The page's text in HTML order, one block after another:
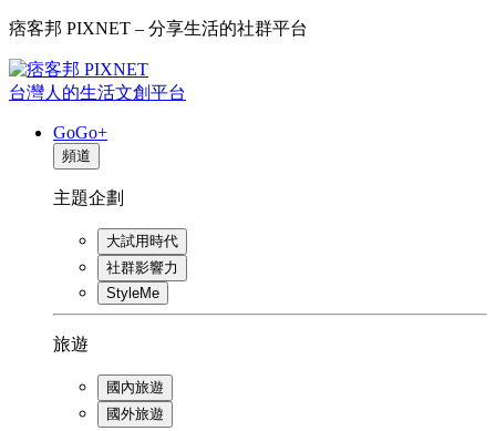
痞客邦 PIXNET – 分享生活的社群平台
台灣人的生活文創平台
GoGo+
頻道
主題企劃
大試用時代
社群影響力
StyleMe
旅遊
國內旅遊
國外旅遊